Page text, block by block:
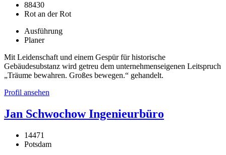
88430
Rot an der Rot
Ausführung
Planer
Mit Leidenschaft und einem Gespür für historische
Gebäudesubstanz wird getreu dem unternehmenseigenen Leitspruch
„Träume bewahren. Großes bewegen.“ gehandelt.
Profil ansehen
Jan Schwochow Ingenieurbüro
14471
Potsdam